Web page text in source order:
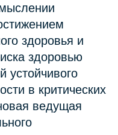
здоровья и
здоровью
устойчивого
в критических
ведущая